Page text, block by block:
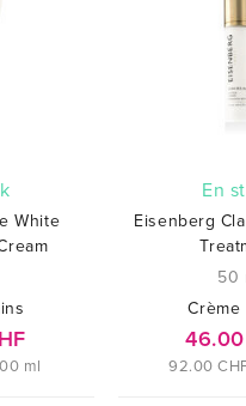
White
ml
En
Eisenberg
50
Crème
92.00